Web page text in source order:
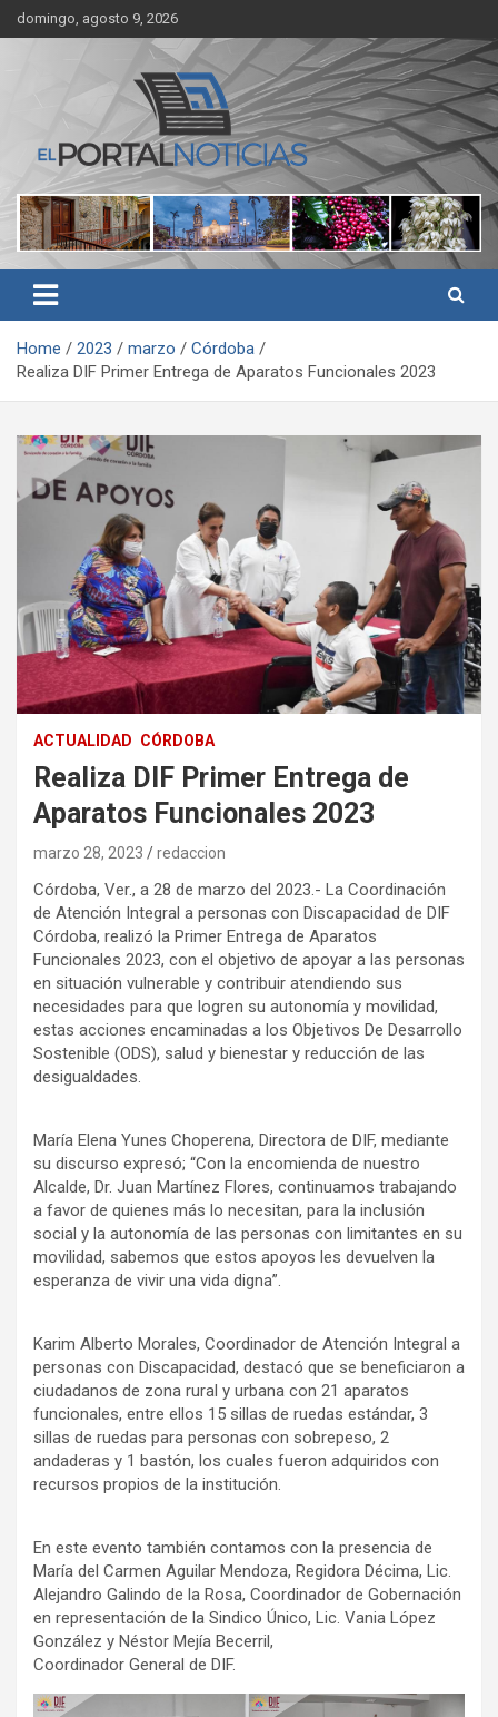
Skip
to
domingo, agosto 9, 2026
El Portal Noticias
Noticias de Córdoba, Veracruz y al región
Home 2023 marzo
Córdoba
Realiza DIF Primer Entrega de Aparatos Funcionales 2023
ACTUALIDAD CÓRDOBA
Realiza DIF Primer Entrega de
Aparatos Funcionales 2023
marzo 28, 2023 redaccion
Córdoba, Ver., a 28 de marzo del 2023.- La Coordinación
de Atención Integral a personas con Discapacidad de DIF
Córdoba, realizó la Primer Entrega de Aparatos
Funcionales 2023, con el objetivo de apoyar a las personas
en situación vulnerable y contribuir atendiendo sus
necesidades para que logren su autonomía y movilidad,
estas acciones encaminadas a los Objetivos De Desarrollo
Sostenible (ODS), salud y bienestar y reducción de las
desigualdades.
María Elena Yunes Choperena, Directora de DIF, mediante
su discurso expresó; “Con la encomienda de nuestro
Alcalde, Dr. Juan Martínez Flores, continuamos trabajando
a favor de quienes más lo necesitan, para la inclusión
social y la autonomía de las personas con limitantes en su
movilidad, sabemos que estos apoyos les devuelven la
esperanza de vivir una vida digna”.
Karim Alberto Morales, Coordinador de Atención Integral a
personas con Discapacidad, destacó que se beneficiaron a
ciudadanos de zona rural y urbana con 21 aparatos
funcionales, entre ellos 15 sillas de ruedas estándar, 3
sillas de ruedas para personas con sobrepeso, 2
andaderas y 1 bastón, los cuales fueron adquiridos con
recursos propios de la institución.
En este evento también contamos con la presencia de
María del Carmen Aguilar Mendoza, Regidora Décima, Lic.
Alejandro Galindo de la Rosa, Coordinador de Gobernación
en representación de la Sindico Único, Lic. Vania López
González y Néstor Mejía Becerril,
Coordinador General de DIF.